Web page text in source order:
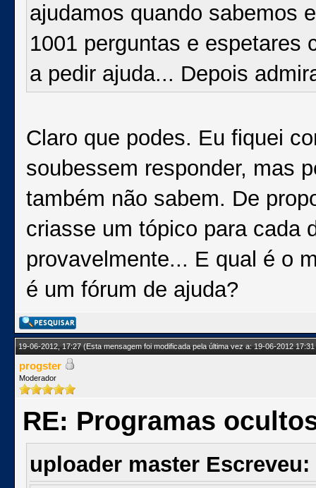
ajudamos quando sabemos
1001 perguntas e espetares
a pedir ajuda... Depois
Claro que podes. Eu fiquei
soubessem responder, mas
também não sabem. De
criasse um tópico para cada
provavelmente... E qual é o
é um fórum de ajuda?
19-06-2012, 17:27(Esta mensagem foi modificada pela última vez a: 19-06-2012
progster
Moderador
RE: Programas
uploader master Escreveu: